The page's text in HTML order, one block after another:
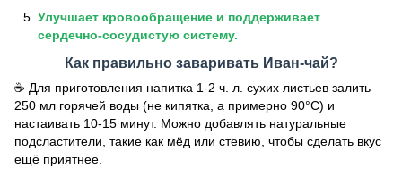
Улучшает кровообращение и поддерживает
сердечно-сосудистую систему.
Как правильно заваривать Иван-чай?
☕ Для приготовления напитка 1-2 ч. л. сухих листьев залить
250 мл горячей воды (не кипятка, а примерно 90°C) и
настаивать 10-15 минут. Можно добавлять натуральные
подсластители, такие как мёд или стевию, чтобы сделать вкус
ещё приятнее.